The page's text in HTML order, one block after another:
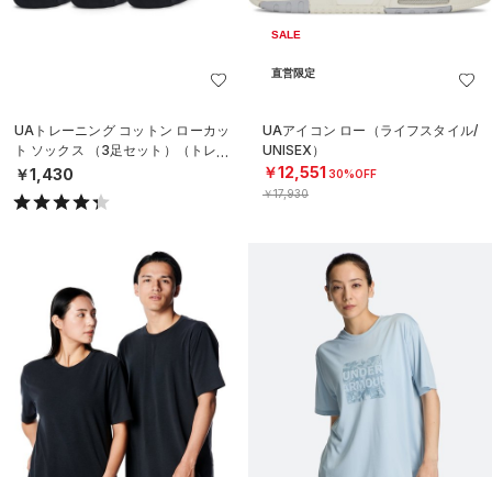
UAトレーニング コットン ローカッ
ト ソックス （3足セット）（トレー
ニング/UNISEX）
￥1,430
SALE
直営限定
UAアイコン ロー（ライフスタイル/
UNISEX）
￥12,551 30%OFF
￥17,930